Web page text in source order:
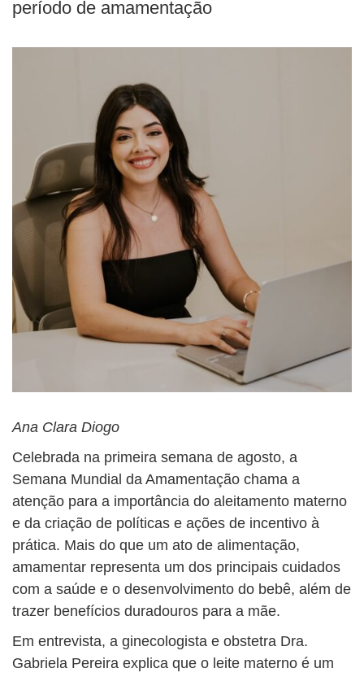
período de amamentação
Ana Clara Diogo
Celebrada na primeira semana de agosto, a
Semana Mundial da Amamentação chama a
atenção para a importância do aleitamento materno
e da criação de políticas e ações de incentivo à
prática. Mais do que um ato de alimentação,
amamentar representa um dos principais cuidados
com a saúde e o desenvolvimento do bebê, além de
trazer benefícios duradouros para a mãe.
Em entrevista, a ginecologista e obstetra Dra.
Gabriela Pereira explica que o leite materno é um